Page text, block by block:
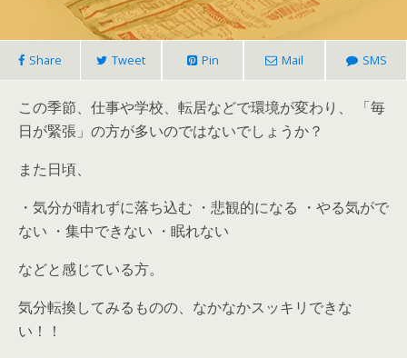
Share Tweet Pin Mail SMS
この季節、仕事や学校、転居などで環境が変わり、 「毎
日が緊張」の方が多いのではないでしょうか？
また日頃、
・気分が晴れずに落ち込む ・悲観的になる ・やる気がで
ない ・集中できない ・眠れない
などと感じている方。
気分転換してみるものの、なかなかスッキリできな
い！！